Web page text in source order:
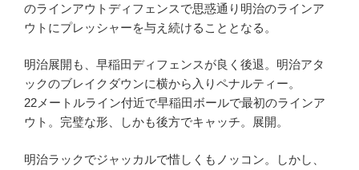
のラインアウトディフェンスで思惑通り明治のラインア
ウトにプレッシャーを与え続けることとなる。
明治展開も、早稲田ディフェンスが良く後退。明治アタ
ックのブレイクダウンに横から入りペナルティー。
22メートルライン付近で早稲田ボールで最初のラインア
ウト。完璧な形、しかも後方でキャッチ。展開。
明治ラックでジャッカルで惜しくもノッコン。しかし、